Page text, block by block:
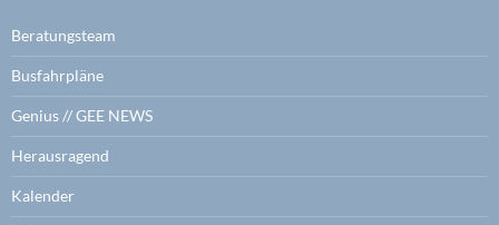
Beratungsteam
Busfahrpläne
Genius // GEE NEWS
Herausragend
Kalender